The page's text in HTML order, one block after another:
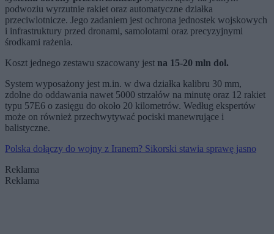
podwoziu wyrzutnie rakiet oraz automatyczne działka
przeciwlotnicze. Jego zadaniem jest ochrona jednostek wojskowych
i infrastruktury przed dronami, samolotami oraz precyzyjnymi
środkami rażenia.
Koszt jednego zestawu szacowany jest na 15-20 mln dol.
System wyposażony jest m.in. w dwa działka kalibru 30 mm,
zdolne do oddawania nawet 5000 strzałów na minutę oraz 12 rakiet
typu 57E6 o zasięgu do około 20 kilometrów. Według ekspertów
może on również przechwytywać pociski manewrujące i
balistyczne.
Polska dołączy do wojny z Iranem? Sikorski stawia sprawę jasno
Reklama
Reklama